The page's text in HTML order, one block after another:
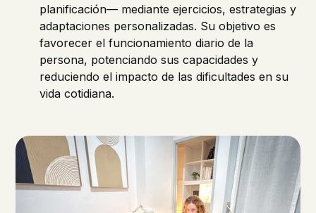
planificación— mediante ejercicios, estrategias y
adaptaciones personalizadas. Su objetivo es
favorecer el funcionamiento diario de la
persona, potenciando sus capacidades y
reduciendo el impacto de las dificultades en su
vida cotidiana.